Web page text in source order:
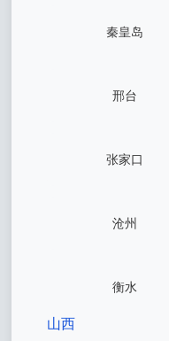
秦皇岛
邢台
张家口
沧州
衡水
山西